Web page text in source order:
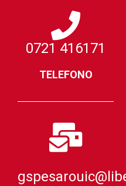
0721 416171
TELEFONO